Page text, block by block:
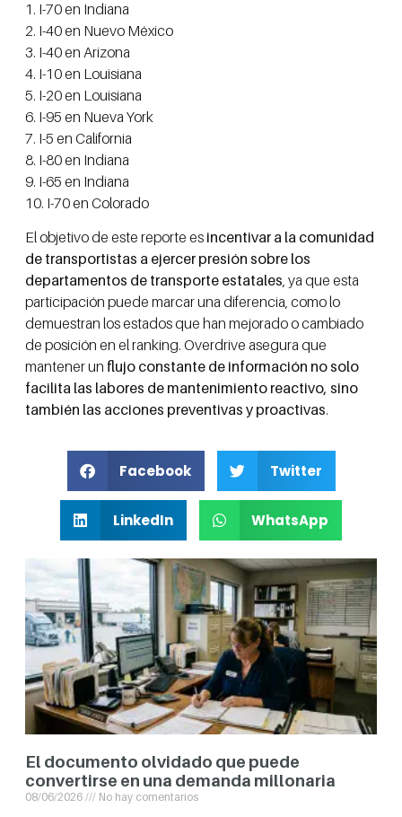
1. I-70 en Indiana
2. I-40 en Nuevo México
3. I-40 en Arizona
4. I-10 en Louisiana
5. I-20 en Louisiana
6. I-95 en Nueva York
7. I-5 en California
8. I-80 en Indiana
9. I-65 en Indiana
10. I-70 en Colorado
El objetivo de este reporte es incentivar a la comunidad
de transportistas a ejercer presión sobre los
departamentos de transporte estatales , ya que esta
participación puede marcar una diferencia, como lo
demuestran los estados que han mejorado o cambiado
de posición en el ranking. Overdrive asegura que
mantener un flujo constante de información no solo
facilita las labores de mantenimiento reactivo, sino
también las acciones preventivas y proactivas.
Facebook Twitter
LinkedIn WhatsApp
El documento olvidado que puede
convertirse en una demanda millonaria
08/06/2026 No hay comentarios